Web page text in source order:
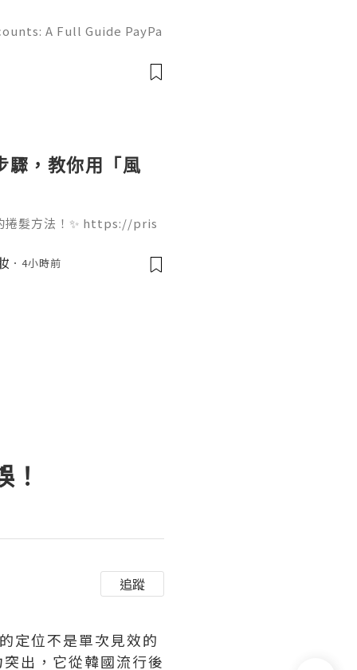
A Full Guide PayPa
merchants, online b
驟，教你用「風
捲髮方法！✨ https://pris
吹出來的大波浪捲度非常
定要學起來！🌬️💇‍♀️ 我們團
4小時前
追蹤
定位不是單次見效的
出，它從韓國流行後